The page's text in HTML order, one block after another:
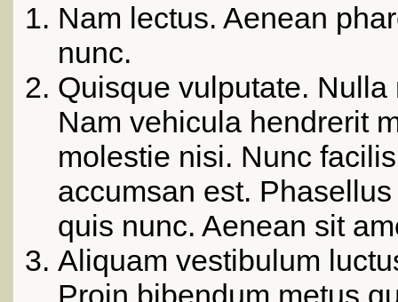
Nam lectus. Aenean
nunc.
Quisque vulputate. Nulla
Nam vehicula hendrerit
molestie nisi. Nunc
accumsan est.
quis nunc. Aenean sit
Aliquam vestibulum
Proin bibendum metus